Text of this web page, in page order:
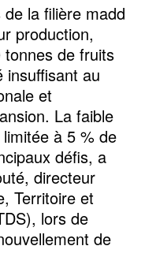
la filière madd
production,
tonnes de fruits
insuffisant au
et
La faible
à 5 % de
défis, a
directeur
Territoire et
lors de
de